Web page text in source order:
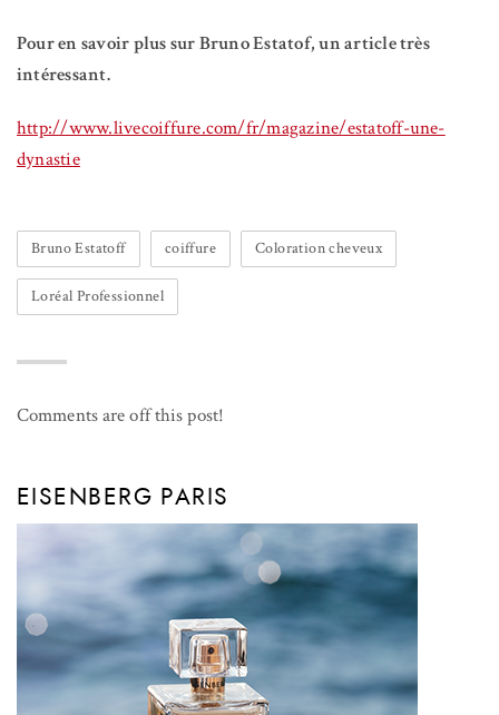
Pour en savoir plus sur Bruno Estatof, un article très
intéressant.
http://www.livecoiffure.com/fr/magazine/estatoff-une-
dynastie
Bruno Estatoff coiffure Coloration cheveux
Loréal Professionnel
Comments are off this post!
EISENBERG PARIS